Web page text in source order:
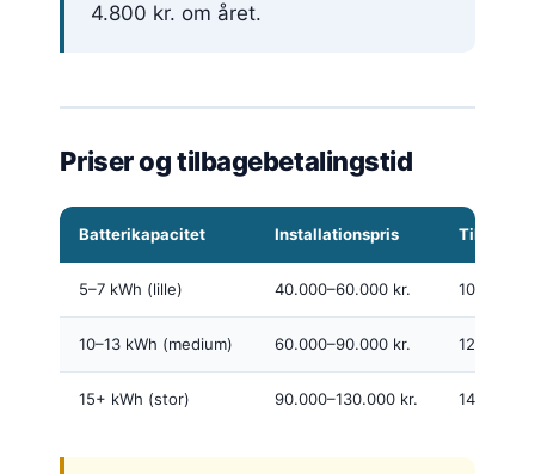
4.800 kr. om året.
Priser og tilbagebetalingstid
Batterikapacitet Installationspris
5–7 kWh (lille) 40.000–60.000 kr. 10–16 år
10–13 kWh (medium) 60.000–90.000 kr. 12–18 år
15+ kWh (stor) 90.000–130.000 kr. 14–20 år